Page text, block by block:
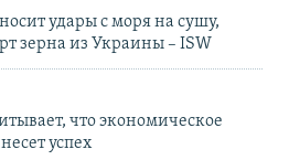
удары с моря на сушу,
зерна из Украины – ISW
что экономическое
успех